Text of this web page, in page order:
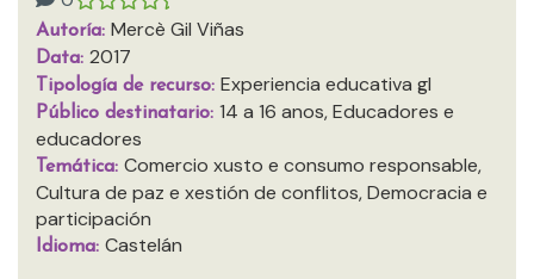
Autoría: Mercè Gil Viñas
Data: 2017
Tipología de recurso: Experiencia educativa gl
Público destinatario: 14 a 16 anos, Educadores e
educadores
Temática: Comercio xusto e consumo responsable,
Cultura de paz e xestión de conflitos, Democracia e
participación
Idioma: Castelán